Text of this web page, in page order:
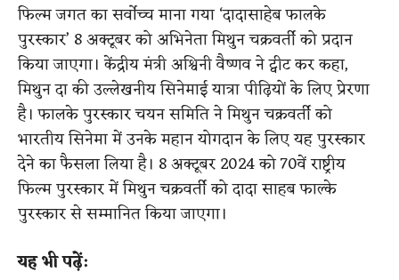
फिल्म जगत का सर्वोच्च माना गया ‘दादासाहेब फालके
पुरस्कार’ 8 अक्टूबर को अभिनेता मिथुन चक्रवर्ती को प्रदान
किया जाएगा। केंद्रीय मंत्री अश्विनी वैष्णव ने ट्वीट कर कहा,
मिथुन दा की उल्लेखनीय सिनेमाई यात्रा पीढ़ियों के लिए प्रेरणा
है। फालके पुरस्कार चयन समिति ने मिथुन चक्रवर्ती को
भारतीय सिनेमा में उनके महान योगदान के लिए यह पुरस्कार
देने का फैसला लिया है। 8 अक्टूबर 2024 को 70वें राष्ट्रीय
फिल्म पुरस्कार में मिथुन चक्रवर्ती को दादा साहब फाल्के
पुरस्कार से सम्मानित किया जाएगा।
यह भी पढ़ें: